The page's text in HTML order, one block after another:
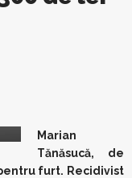
Marian
Tănăsucă, de
furt. Recidivist